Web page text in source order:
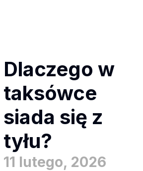
Dlaczego w
taksówce
siada się z
tyłu?
11 lutego, 2026